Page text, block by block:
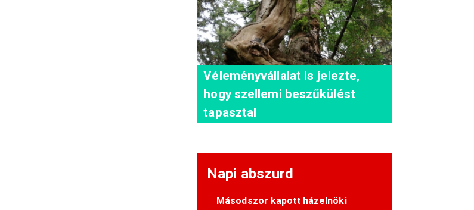
Véleményvállalat is jelezte,
hogy szellemi beszűkülést
tapasztal
Napi abszurd
Másodszor kapott házelnöki